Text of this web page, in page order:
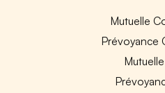
Mutuelle
Prévoyance